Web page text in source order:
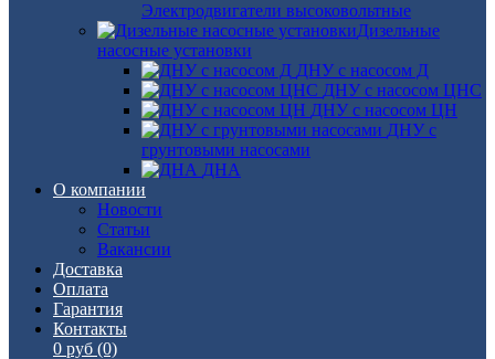
Электродвигатели высоковольтные
Дизельные
насосные установки
ДНУ с насосом Д
ДНУ с насосом ЦНС
ДНУ с насосом ЦН
ДНУ с
грунтовыми насосами
ДНА
О компании
Новости
Статьи
Вакансии
Доставка
Оплата
Гарантия
Контакты
0 руб (0)